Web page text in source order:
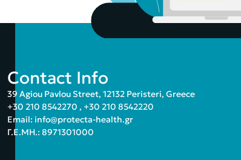
Contact Info
39 Agiou Pavlou Street, 12132 Peristeri, Greece
+30 210 8542270, +30 210 8542220
Email: info@protecta-health.gr
Γ.Ε.ΜΗ.: 8971301000